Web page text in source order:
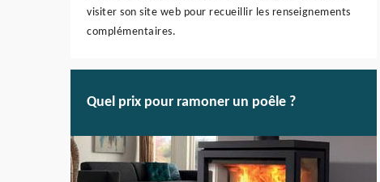
visiter son site web pour recueillir les renseignements
complémentaires.
Quel prix pour ramoner un poêle ?